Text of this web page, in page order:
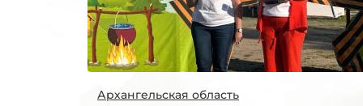
Архангельская область